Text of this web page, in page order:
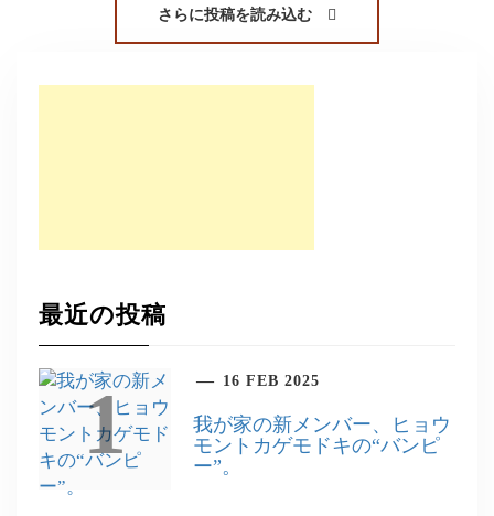
さらに投稿を読み込む
最近の投稿
1 16 FEB 2025
我が家の新メンバー、ヒョウ
モントカゲモドキの“バンピ
ー”。